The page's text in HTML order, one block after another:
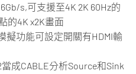
s,可支援至4K 2K 60Hz的
的4K x2K畫面
擬功能可設定開關有HDMI輸
成CABLE分析Source和Sink